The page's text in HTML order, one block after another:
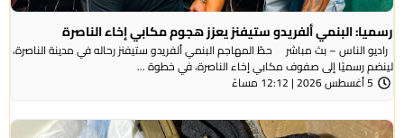
رسميا: البنمي ألفريدو ستيفنز يعزز هجوم مكابي إخاء الناصرة
راديو الناس – بث مباشر حطّ المهاجم البنمي ألفريدو ستيفنز رحاله في مدينة الناصرة،
لينضم رسميًا إلى صفوف مكابي إخاء الناصرة، في خطوة ...
5 أغسطس 2026 | 12:12 مساءً